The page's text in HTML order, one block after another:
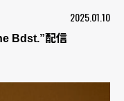
2025.01.10
Bdst.”配信